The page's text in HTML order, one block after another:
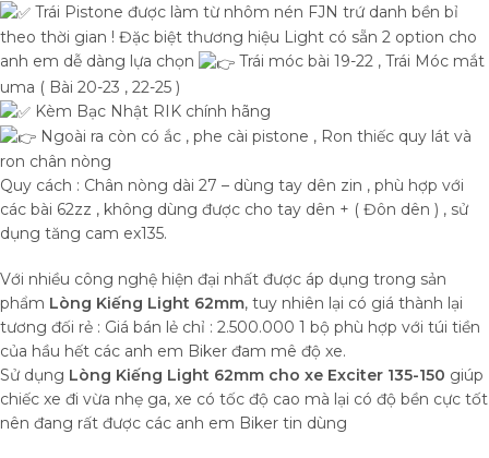
Trái Pistone được làm từ nhôm nén FJN trứ danh bền bỉ
theo thời gian ! Đặc biệt thương hiệu Light có sẵn 2 option cho
anh em dễ dàng lựa chọn
Trái móc bài 19-22 , Trái Móc mắt
uma ( Bài 20-23 , 22-25 )
Kèm Bạc Nhật RIK chính hãng
Ngoài ra còn có ắc , phe cài pistone , Ron thiếc quy lát và
ron chân nòng
Quy cách : Chân nòng dài 27 – dùng tay dên zin , phù hợp với
các bài 62zz , không dùng được cho tay dên + ( Đôn dên ) , sử
dụng tăng cam ex135.
Với nhiều công nghệ hiện đại nhất được áp dụng trong sản
phẩm Lòng Kiếng Light 62mm, tuy nhiên lại có giá thành lại
tương đối rẻ : Giá bán lẻ chỉ : 2.500.000 1 bộ phù hợp với túi tiền
của hầu hết các anh em Biker đam mê độ xe.
Sử dụng Lòng Kiếng Light 62mm cho xe Exciter 135-150 giúp
chiếc xe đi vừa nhẹ ga, xe có tốc độ cao mà lại có độ bền cực tốt
nên đang rất được các anh em Biker tin dùng